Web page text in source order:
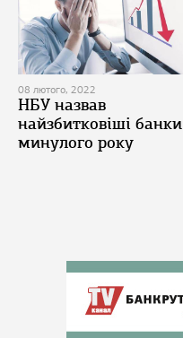
08 лютого, 2022
НБУ назвав
найзбитковіші банки
минулого року